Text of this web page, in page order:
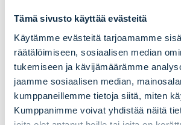
Tämä sivusto käyttää evästeitä
Käytämme evästeitä tarjoamamme
räätälöimiseen, sosiaalisen median
tukemiseen ja kävijämäärämme
jaamme sosiaalisen median,
kumppaneillemme tietoja siitä, miten
Kumppanimme voivat yhdistää näitä